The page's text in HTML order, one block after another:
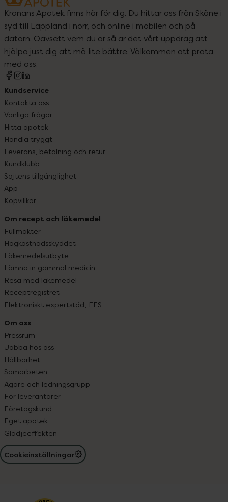
Kronans Apotek finns här för dig. Du hittar oss från Skåne i
syd till Lappland i norr, och online i mobilen och på
datorn. Oavsett vem du är så är det vårt uppdrag att
hjälpa just dig att må lite bättre. Välkommen att prata
med oss.
Kundservice
Kontakta oss
Vanliga frågor
Hitta apotek
Handla tryggt
Leverans, betalning och retur
Kundklubb
Sajtens tillgänglighet
App
Köpvillkor
Om recept och läkemedel
Fullmakter
Högkostnadsskyddet
Läkemedelsutbyte
Lämna in gammal medicin
Resa med läkemedel
Receptregistret
Elektroniskt expertstöd, EES
Om oss
Pressrum
Jobba hos oss
Hållbarhet
Samarbeten
Ägare och ledningsgrupp
För leverantörer
Företagskund
Eget apotek
Glädjeeffekten
Cookieinställningar